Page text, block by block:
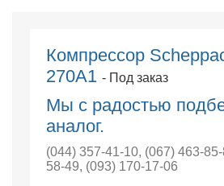
Компрессор
270A1 - Под заказ
Мы с радостью
аналог.
(044) 357-41-10, (067) 463-
58-49, (093) 170-17-06